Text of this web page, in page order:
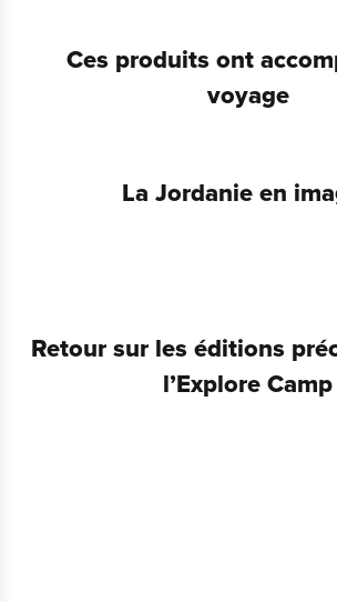
Ces produits ont
voyage
La Jordanie en
Retour sur les éditions
l’Explore Camp